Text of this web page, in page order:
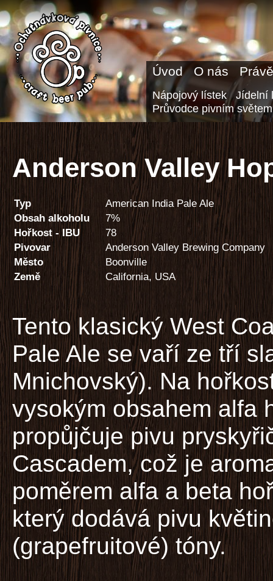
Úvod O nás
Nápojový lístek
Jídelní
Průvodce pivním světem
Anderson Valley
Typ
American India Pale Ale
Obsah alkoholu
7%
Hořkost - IBU
78
Pivovar
Anderson Valley Brewing Company
Město
Boonville
Země
California, USA
Tento klasický West
Pale Ale se vaří ze tří
Mnichovský). Na
vysokým obsahem alfa
propůjčuje pivu
Cascadem, což je
poměrem alfa a beta
který dodává pivu
(grapefruitové) tóny.